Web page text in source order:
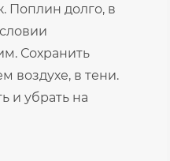
Поплин долго, в
Сохранить
воздухе, в тени.
и убрать на